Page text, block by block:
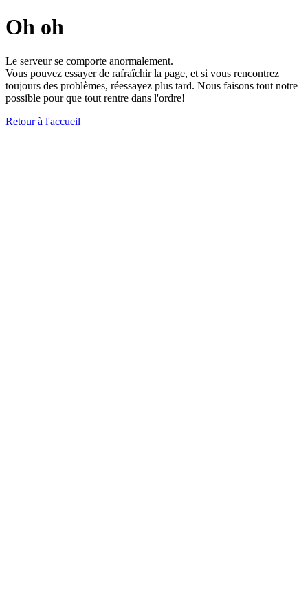
Oh oh
Le serveur se comporte anormalement.
Vous pouvez essayer de rafraîchir la page, et si vous rencontrez
toujours des problèmes, réessayez plus tard. Nous faisons tout notre
possible pour que tout rentre dans l'ordre!
Retour à l'accueil